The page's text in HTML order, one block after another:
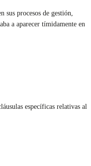
sus procesos de gestión,
a aparecer tímidamente en
específicas relativas al